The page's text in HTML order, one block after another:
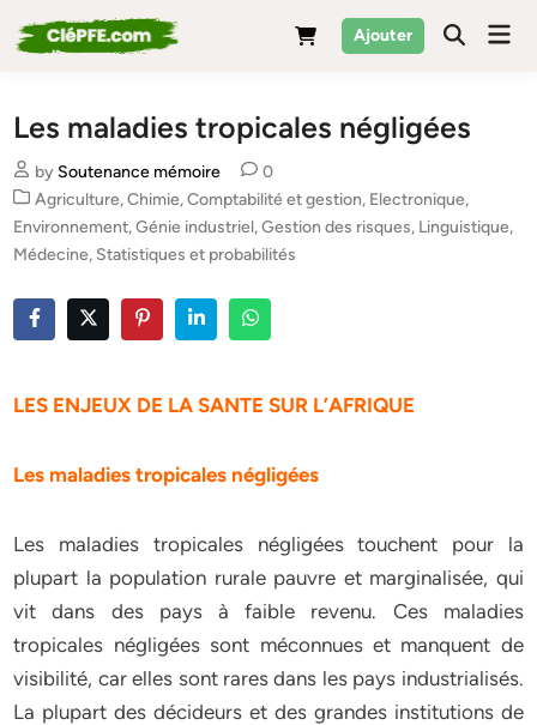
to
Ajouter
Les maladies tropicales négligées
by Soutenance mémoire
0
Posted
in
Agriculture,Chimie,Comptabilité et gestion, Electronique,
Environnement,Génie industriel,Gestion des risques, Linguistique,
Médecine, Statistiques et probabilités
LES ENJEUX DE LA SANTE SUR L’AFRIQUE
Les maladies tropicales négligées
Les maladies tropicales négligées touchent pour la
plupart la population rurale pauvre et marginalisée, qui
vit dans des pays à faible revenu. Ces maladies
tropicales négligées sont méconnues et manquent de
visibilité, car elles sont rares dans les pays industrialisés.
La plupart des décideurs et des grandes institutions de